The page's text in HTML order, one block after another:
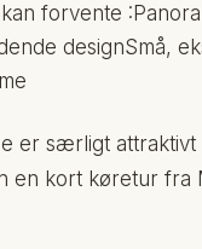
forvente
designSmå,
er særligt
en kort køretur fra